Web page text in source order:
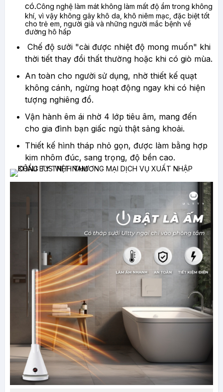
có.Công nghệ làm mát không làm mất độ ẩm trong không
khí, vì vậy không gây khô da, khô niêm mạc, đặc biệt tốt
cho trẻ em, người già và những người mắc bệnh về
đường hô hấp
Chế độ sưởi "cài được nhiệt độ mong muốn" khi
thời tiết thay đổi thất thường hoặc khi có giò mùa.
An toàn cho người sử dụng, nhờ thiết kế quạt
không cánh, ngừng hoạt động ngay khi có hiện
tượng nghiêng đổ.
Vận hành êm ái nhờ 4 lớp tiêu âm, mang đến
cho gia đình bạn giấc ngủ thật sảng khoải.
Thiết kế hình tháp nhỏ gọn, được làm bằng hợp
kim nhôm đúc, sang trọng, độ bền cao.